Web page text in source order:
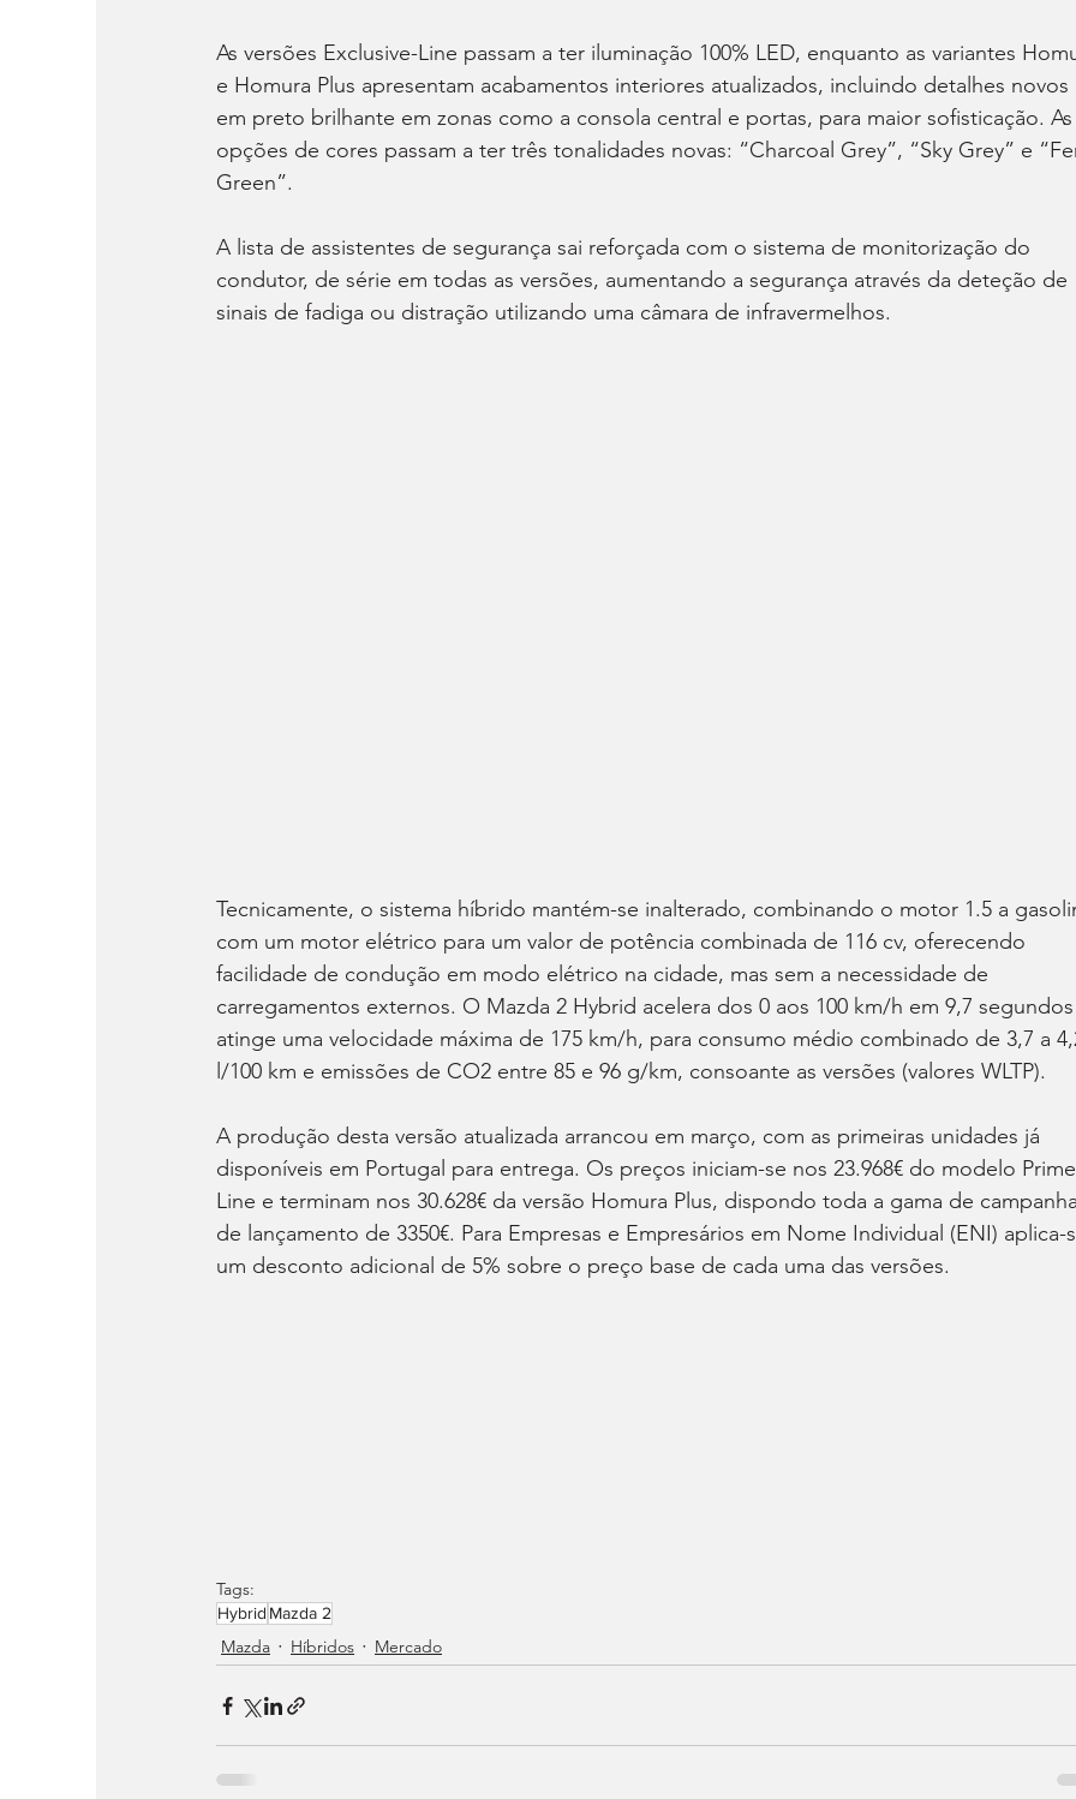
As versões Exclusive-Line passam a ter iluminação 100% LED, enquanto as variantes
e Homura Plus apresentam acabamentos interiores atualizados, incluindo detalhes novos
em preto brilhante em zonas como a consola central e portas, para maior sofisticação. As
opções de cores passam a ter três tonalidades novas: “Charcoal Grey”, “Sky Grey” e
Green”.
A lista de assistentes de segurança sai reforçada com o sistema de monitorização do
condutor, de série em todas as versões, aumentando a segurança através da deteção de
sinais de fadiga ou distração utilizando uma câmara de infravermelhos.
Tecnicamente, o sistema híbrido mantém-se inalterado, combinando o motor 1.5 a
com um motor elétrico para um valor de potência combinada de 116 cv, oferecendo
facilidade de condução em modo elétrico na cidade, mas sem a necessidade de
carregamentos externos. O Mazda 2 Hybrid acelera dos 0 aos 100 km/h em 9,7
atinge uma velocidade máxima de 175 km/h, para consumo médio combinado de 3,7 a
l/100 km e emissões de CO2 entre 85 e 96 g/km, consoante as versões (valores WLTP).
A produção desta versão atualizada arrancou em março, com as primeiras unidades já
disponíveis em Portugal para entrega. Os preços iniciam-se nos 23.968€ do modelo
Line e terminam nos 30.628€ da versão Homura Plus, dispondo toda a gama de campanha
de lançamento de 3350€. Para Empresas e Empresários em Nome Individual (ENI) aplica-
um desconto adicional de 5% sobre o preço base de cada uma das versões.
Tags:
Hybrid Mazda 2
Mazda Híbridos Mercado